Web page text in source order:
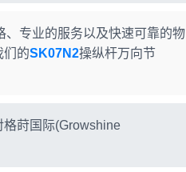
、专业的服务以及快速可靠的物
们的SK07N2操纵杆万向节
莳国际(Growshine